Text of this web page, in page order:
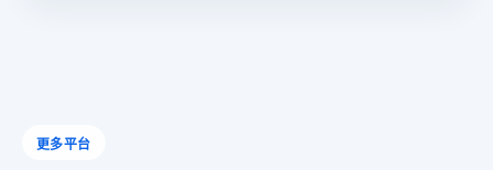
更多平台